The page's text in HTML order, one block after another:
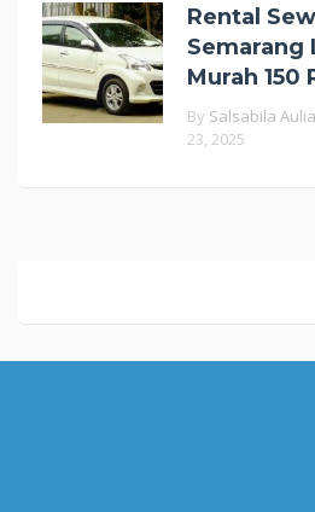
Rental
Semarang
Murah 150
By Salsabila Aulia
23, 2025